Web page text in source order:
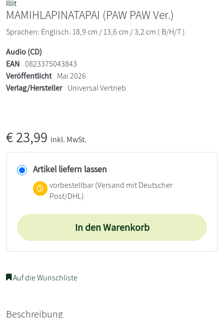
Illit
MAMIHLAPINATAPAI (PAW PAW Ver.)
Sprachen: Englisch. 18,9 cm / 13,6 cm / 3,2 cm ( B/H/T )
Audio (CD)
EAN 0823375043843
Veröffentlicht Mai 2026
Verlag/Hersteller Universal Vertrieb
€23,99 inkl. MwSt.
Artikel liefern lassen
vorbestellbar(Versand mit Deutscher
Post/DHL)
In den Warenkorb
Auf die Wunschliste
Beschreibung